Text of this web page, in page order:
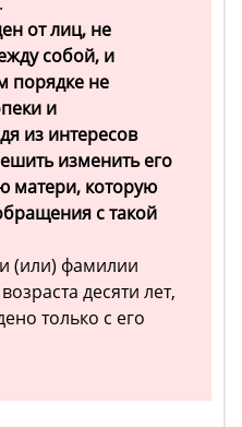
от лиц, не
собой, и
порядке не
и
из интересов
изменить его
которую
с такой
(или) фамилии
десяти лет,
только с его